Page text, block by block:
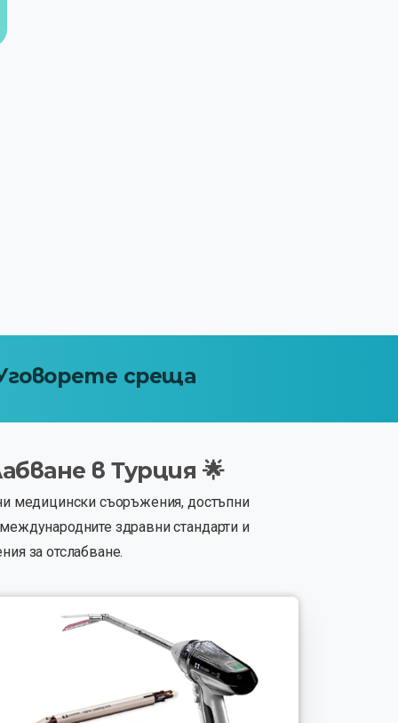
среща
в Турция 🌟
медицински съоръжения, достъпни
здравни стандарти и
за отслабване.